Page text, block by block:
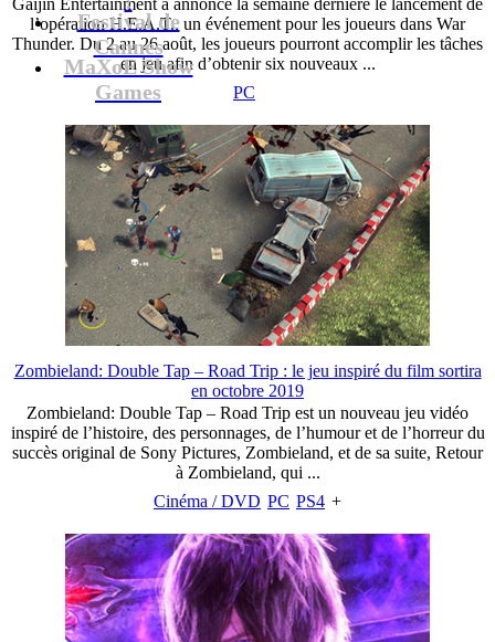
Festival de
Cannes
MaXoE Show
Games
Gaijin Entertainment a annoncé la semaine dernière le lancement de
l’opération H.E.A.T., un événement pour les joueurs dans War
Thunder. Du 2 au 26 août, les joueurs pourront accomplir les tâches
en jeu afin d’obtenir six nouveaux ...
PC
Zombieland: Double Tap – Road Trip : le jeu inspiré du film sortira
en octobre 2019
Zombieland: Double Tap – Road Trip est un nouveau jeu vidéo
inspiré de l’histoire, des personnages, de l’humour et de l’horreur du
succès original de Sony Pictures, Zombieland, et de sa suite, Retour
à Zombieland, qui ...
Cinéma / DVD PC PS4 +